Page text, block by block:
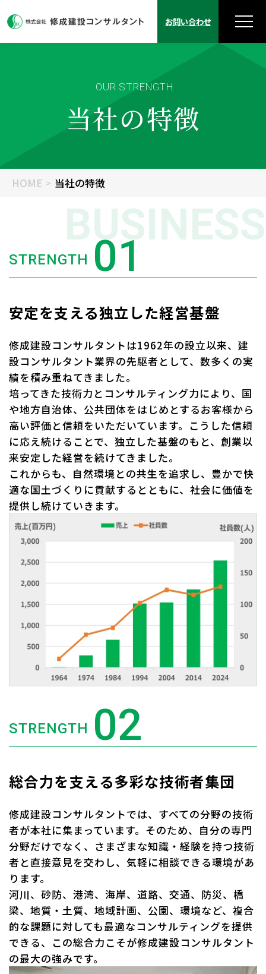
お問い合わせ
OUR STRENGTH
当社の特徴
HOME 当社の特徴
BUSINESS
STRENGTH
安定を支える独立した経営基盤
修成建設コンサルタントは1962年の設立以来、建
設コンサルタント業界の先駆者として、数多くの実
績を積み重ねてきました。
培ってきた技術力とコンサルティング力により、国
や地方自治体、公共団体をはじめとするお客様から
高い評価と信頼をいただいています。こうした信頼
に応え続けることで、独立した基盤のもと、創業以
来安定した経営を続けてきました。
これからも、自然環境との共生を追求し、豊かで快
適な国土づくりに貢献するとともに、社会に価値を
提供し続けていきます。
STRENGTH
総合力を支える多彩な技術者集団
修成建設コンサルタントでは、すべての分野の技術
者が本社に集まっています。そのため、自分の専門
分野だけでなく、さまざまな知識・経験を持つ技術
者と直接意見を交わし、気軽に相談できる環境があ
ります。
河川、砂防、港湾、海岸、道路、交通、防災、橋
梁、地質・土質、地域計画、公園、環境など、複合
的な課題に対しても最適なコンサルティングを提供
できる、この総合力こそが修成建設コンサルタント
の最大の強みです。